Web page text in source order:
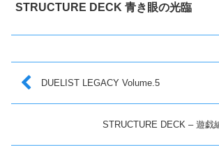
STRUCTURE DECK 青き眼の光臨
DUELIST LEGACY Volume.5
STRUCTURE DECK – 遊戯